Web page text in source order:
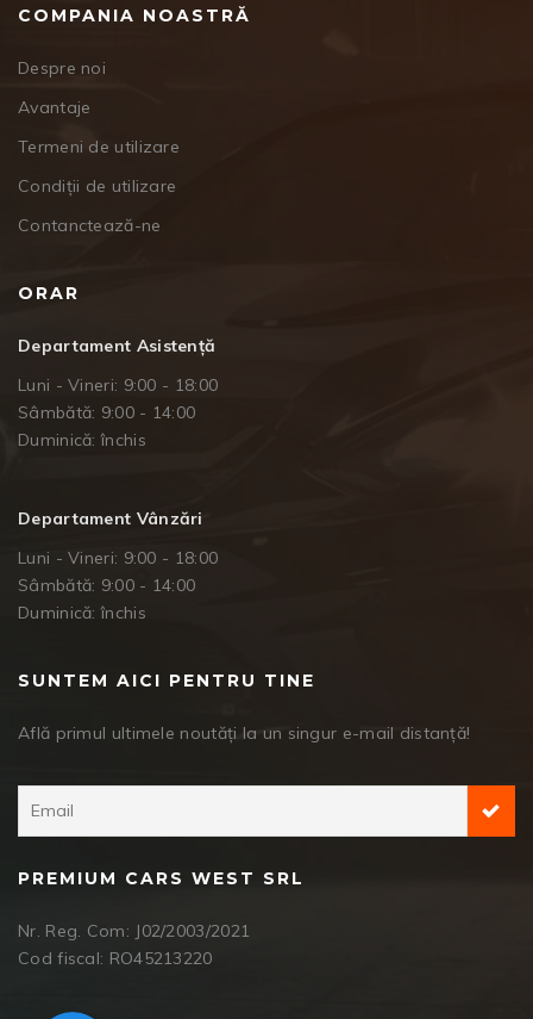
COMPANIA NOASTRĂ
Despre noi
Avantaje
Termeni de utilizare
Condiții de utilizare
Contanctează-ne
ORAR
Departament Asistență
Luni - Vineri: 9:00 - 18:00
Sâmbătă: 9:00 - 14:00
Duminică: închis
Departament Vânzări
Luni - Vineri: 9:00 - 18:00
Sâmbătă: 9:00 - 14:00
Duminică: închis
SUNTEM AICI PENTRU TINE
Află primul ultimele noutăți la un singur e-mail distanță!
PREMIUM CARS WEST SRL
Nr. Reg. Com: J02/2003/2021
Cod fiscal: RO45213220
Facebook Messenger